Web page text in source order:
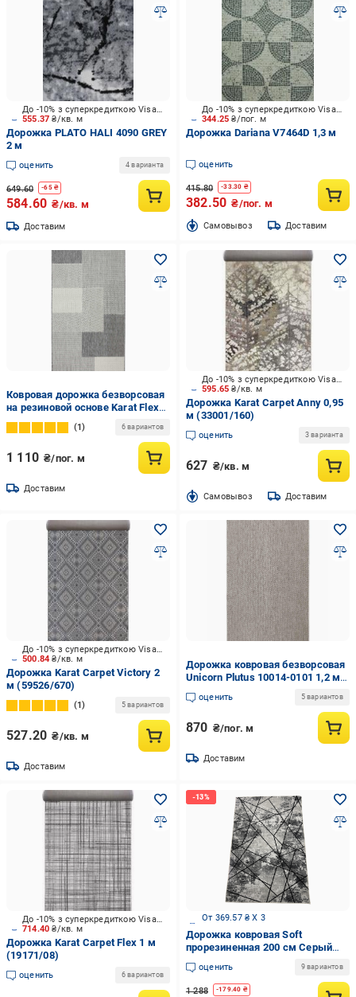
555.37₴/кв. м
До -10% з суперкредиткою Visa Вигода
Дорожка PLATO HALI 4090 GREY
2 м
оценить 4 варианта
649.60 -65₴
584.60 ₴/кв. м
Доставим
344.25₴/пог. м
До -10% з суперкредиткою Visa Вигода
Дорожка Dariana V7464D 1,3 м
оценить
415.80 -33.30 ₴
382.50 ₴/пог. м
Cамовывоз Доставим
Ковровая дорожка безворсовая
на резиновой основе Karat Flex
19682/811 1,2 м Серый (00-
00019567)
1 6 вариантов
1 110 ₴/пог. м
Доставим
595.65₴/кв. м
До -10% з суперкредиткою Visa Вигода
Дорожка Karat Carpet Anny 0,95
м (33001/160)
оценить 3 варианта
627 ₴/кв. м
Cамовывоз Доставим
500.84₴/кв. м
До -10% з суперкредиткою Visa Вигода
Дорожка Karat Carpet Victory 2
м (59526/670)
1 5 вариантов
527.20 ₴/кв. м
Доставим
Дорожка ковровая безворсовая
Unicorn Plutus 10014-0101 1,2 м
Серый (00-00018281)
оценить 5 вариантов
870 ₴/пог. м
Доставим
714.40₴/кв. м
До -10% з суперкредиткою Visa Вигода
Дорожка Karat Carpet Flex 1 м
(19171/08)
оценить 6 вариантов
От 369.57 ₴ X 3
Дорожка ковровая Soft
прорезиненная 200 см Серый
(2030A200)
оценить 9 вариантов
1 288 -179.40 ₴